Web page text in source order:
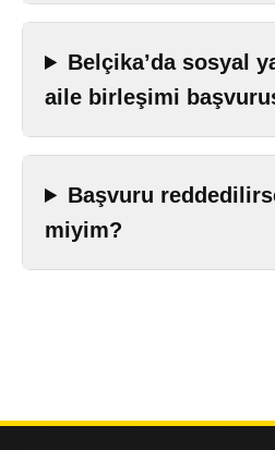
Belçika’da sosyal
aile birleşimi
Başvuru
miyim?